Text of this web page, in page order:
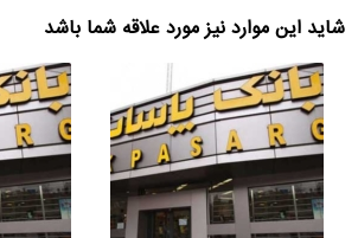
شاید این موارد نیز مورد علاقه شما باشد